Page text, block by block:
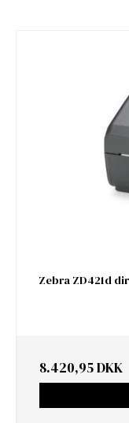
Zebra ZD421d
8.420,95 DKK